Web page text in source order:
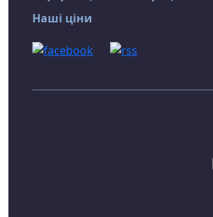
Наші ціни